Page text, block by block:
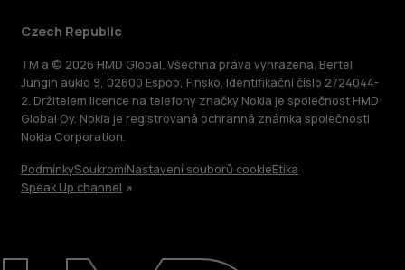
O nás
Czech Republic
TM a © 2026 HMD Global. Všechna práva vyhrazena. Bertel
Jungin aukio 9, 02600 Espoo, Finsko. Identifikační číslo 2724044-
2. Držitelem licence na telefony značky Nokia je společnost HMD
Global Oy. Nokia je registrovaná ochranná známka společnosti
Nokia Corporation.
PodmínkySoukromíNastavení souborů cookieEtika
Speak Up channel